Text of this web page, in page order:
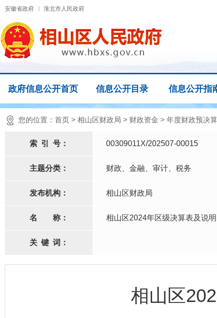
安徽省政府 淮北市人民政府
政府信息公开首页 信息公开目录 信息公开指
您的位置： 首页 > 相山区财政局 > 财政资金 > 年度财政预决
索 引 号： 00309011X/202507-00015
主题分类： 财政、金融、审计、税务
发布机构： 相山区财政局
名 称： 相山区2024年区级决算表及说明
关 键 词：
相山区